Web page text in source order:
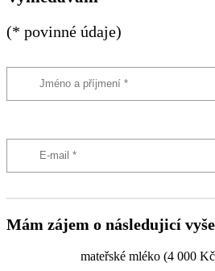
(* povinné údaje)
Mám zájem o následujicí
mateřské mléko (4 000